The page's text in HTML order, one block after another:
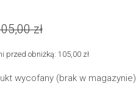
zł
przed obniżką: 105,00 zł
wycofany (brak w magazynie)